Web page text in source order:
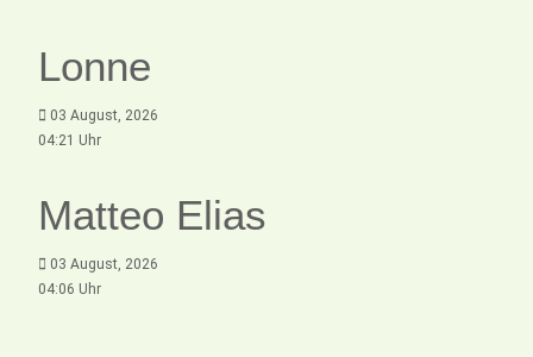
Lonne
03 August, 2026
04:21 Uhr
Matteo Elias
03 August, 2026
04:06 Uhr